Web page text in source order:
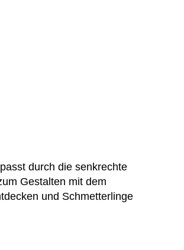
durch die senkrechte
Gestalten mit dem
und Schmetterlinge